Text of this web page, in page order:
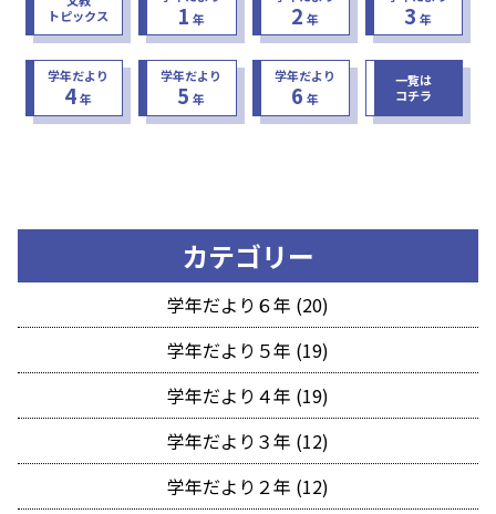
トピックス
1 年 2 年 3 年
学年だより
4年
学年だより
5 年
学年だより
6 年
一覧は
コチラ
カテゴリー
学年だより６年 (20)
学年だより５年 (19)
学年だより４年 (19)
学年だより３年 (12)
学年だより２年 (12)